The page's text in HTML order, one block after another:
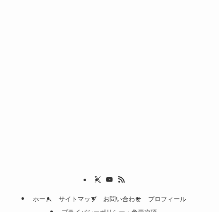
ホーム サイトマップ お問い合わせ
プロフィール